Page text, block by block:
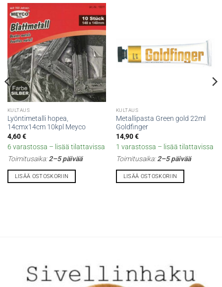
KULTAUS
Lyöntimetalli hopea,
14cmx14cm 10kpl Meyco
4,60€
6 varastossa – lisää tilattavissa
Toimitusaika:2–5 päivää
LISÄÄ OSTOSKORIIN
KULTAUS
Metallipasta Green gold 22ml
Goldfinger
14,90€
1 varastossa – lisää tilattavissa
Toimitusaika:2–5 päivää
LISÄÄ OSTOSKORIIN